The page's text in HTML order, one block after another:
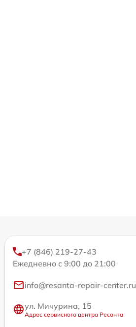
+7 (846) 219-27-43
Ежедневно с 9:00 до 21:00
info@resanta-repair-center.ru
ул. Мичурина, 15
Адрес сервисного центра Ресанта